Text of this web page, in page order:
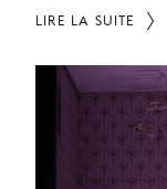
LIRE LA SUITE